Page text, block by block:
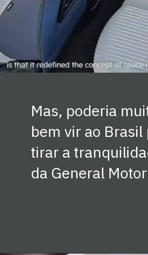
Mas, poderia
bem vir ao Brasil
tirar a
da General